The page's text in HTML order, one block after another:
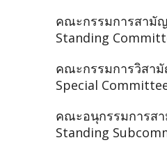
คณะกรรมการสามัญ
Standing
คณะกรรมการวิสา
Special
คณะอนุกรรมการส
Standing